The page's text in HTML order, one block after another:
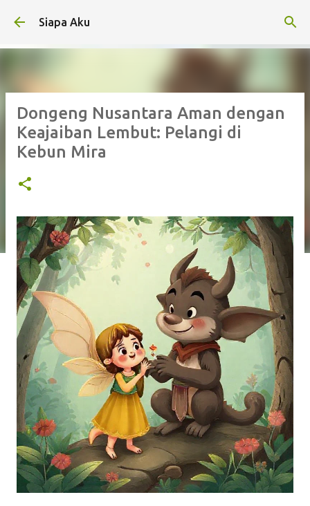
Langsung ke konten utama
Siapa Aku
Dongeng Nusantara Aman dengan
Keajaiban Lembut: Pelangi di
Kebun Mira